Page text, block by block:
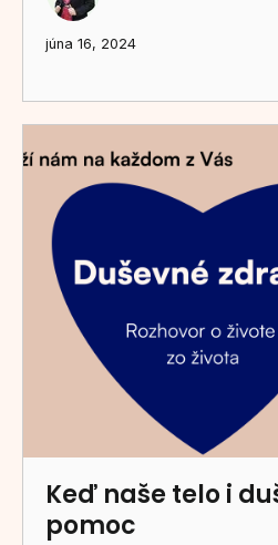
júna 16, 2024
Keď naše telo i
pomoc